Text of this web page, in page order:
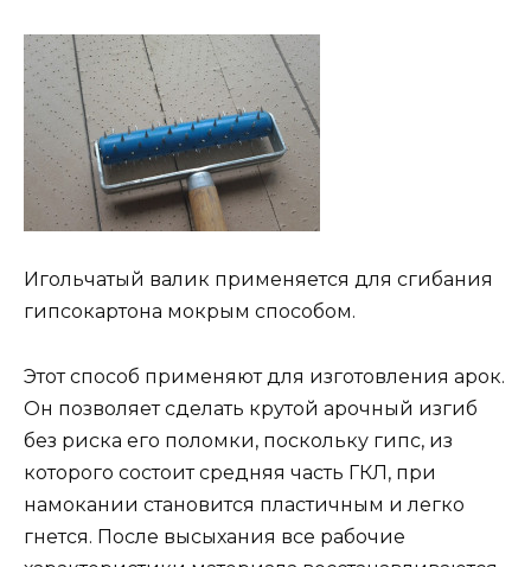
Игольчатый валик применяется для сгибания
гипсокартона мокрым способом.
Этот способ применяют для изготовления арок.
Он позволяет сделать крутой арочный изгиб
без риска его поломки, поскольку гипс, из
которого состоит средняя часть ГКЛ, при
намокании становится пластичным и легко
гнется. После высыхания все рабочие